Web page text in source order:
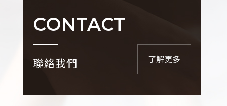
CONTACT
聯絡我們 了解更多